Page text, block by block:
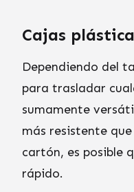
Cajas
Dependiendo del
para trasladar
sumamente
más resistente
cartón, es posible
rápido.